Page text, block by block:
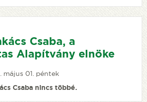
Csaba, a
Alapítvány elnöke
május 01. péntek
Csaba nincs többé.